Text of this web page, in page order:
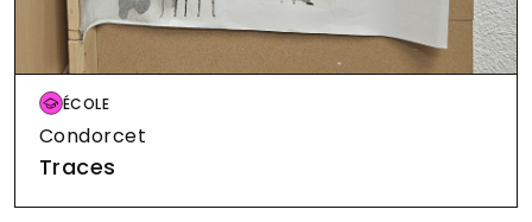
Image
ÉCOLE
Condorcet
Traces